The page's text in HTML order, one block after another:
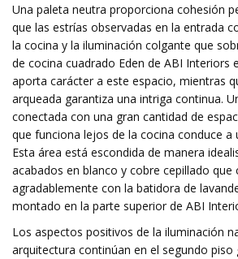
Una paleta neutra proporciona cohesión
que las estrías observadas en la entrada
la cocina y la iluminación colgante que
de cocina cuadrado Eden de ABI Interiors
aporta carácter a este espacio, mientras
arqueada garantiza una intriga continua.
conectada con una gran cantidad de
que funciona lejos de la cocina conduce a
Esta área está escondida de manera
acabados en blanco y cobre cepillado que
agradablemente con la batidora de
montado en la parte superior de ABI
Los aspectos positivos de la iluminación
arquitectura continúan en el segundo piso